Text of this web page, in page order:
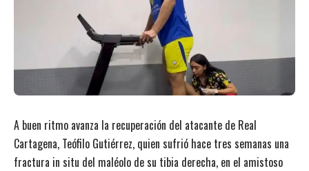
A buen ritmo avanza la recuperación del atacante de Real
Cartagena, Teófilo Gutiérrez, quien sufrió hace tres semanas una
fractura in situ del maléolo de su tibia derecha, en el amistoso